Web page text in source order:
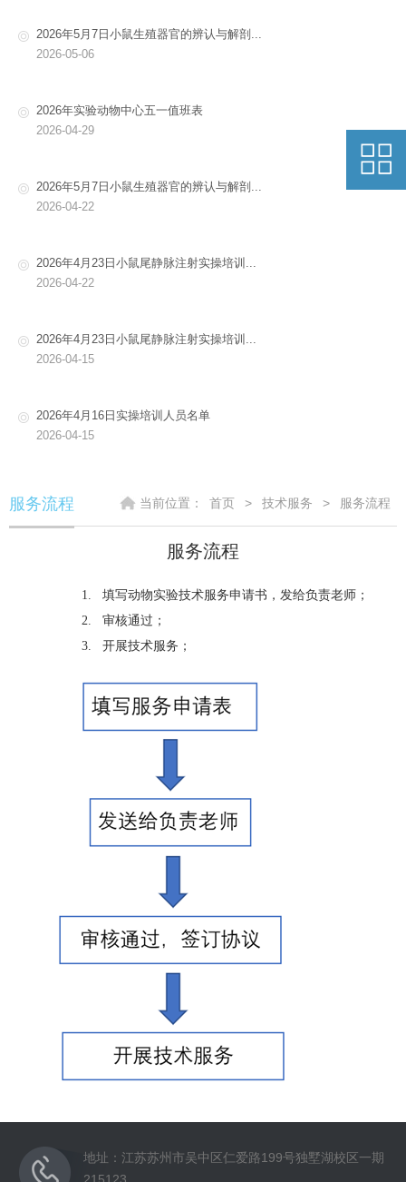
2026年5月7日小鼠生殖器官的辨认与解剖...
2026-05-06
2026年实验动物中心五一值班表
2026-04-29
2026年5月7日小鼠生殖器官的辨认与解剖...
2026-04-22
2026年4月23日小鼠尾静脉注射实操培训...
2026-04-22
2026年4月23日小鼠尾静脉注射实操培训...
2026-04-15
2026年4月16日实操培训人员名单
2026-04-15
当前位置： 首页 > 技术服务 > 服务流程
服务流程
服务流程
1.
填写动物实验技术服务申请书，发给负责老师；
2.
审核通过；
3.
开展技术服务；
地址：江苏苏州市吴中区仁爱路199号独墅湖校区一期